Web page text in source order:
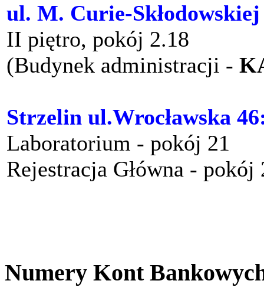
ul. M. Curie-Skłodowskiej
II piętro, pokój 2.18
(Budynek administracji -
Strzelin ul.Wrocławska
Laboratorium - pokój 21
Rejestracja Główna -
Numery Kont